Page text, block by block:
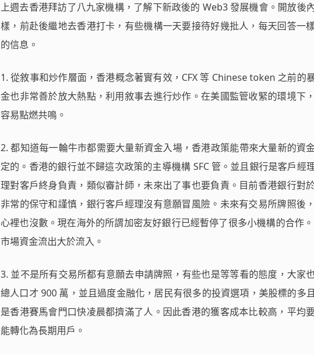
上週去香港拜訪了八九家機構，了解下新政後的 Web3 發展機會。開放後
樣，前赴後繼地去香港打卡，有些機構一天要接待好幾批人，每天回答一
的信息。
1. 從敘事和炒作層面，香港概念著實有效，CFX 等 Chinese token 之前的
金也非常善於放大熱點，利用敘事去進行炒作。在美國監管收緊的環境下
容易點燃共鳴。
2. 都知道每一輪牛市都需要大量新資金入場，香港政策能帶來大量新的資
定的。香港的銀行並不歸這次政策的主導機構 SFC 管。並且銀行是客戶經
理對客戶終身負責，類似審計師，未來出了事也要負責。目前香港銀行對
非常的保守和謹慎，銀行客戶經理沒有意願冒風險。未來有交易所牌照後
心裡也沒數。現在海外的所謂加密友好銀行已經暫停了很多小機構的合作
市場資金流出大於流入。
3. 並不是所有交易所都有意願去申請牌照，有些也是等等看的態度，大家
總人口才 900 萬，並且過度金融化，居民有很多的投資選項，美股標的多
是香港賽馬會門口快凌晨都擠滿了人。因此香港的獲客成本比較高，平均
能轉化為長期用戶。